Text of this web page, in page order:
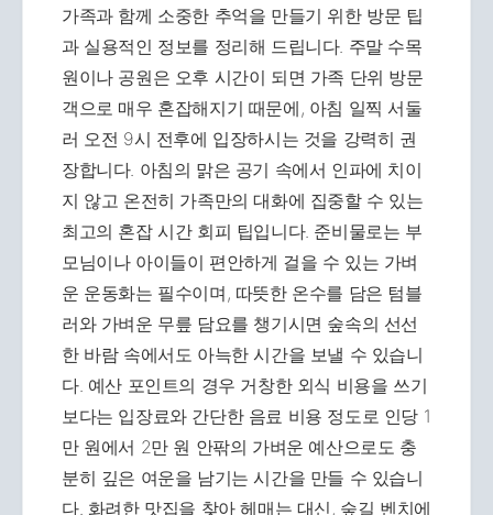
가족과 함께 소중한 추억을 만들기 위한 방문 팁
과 실용적인 정보를 정리해 드립니다. 주말 수목
원이나 공원은 오후 시간이 되면 가족 단위 방문
객으로 매우 혼잡해지기 때문에, 아침 일찍 서둘
러 오전 9시 전후에 입장하시는 것을 강력히 권
장합니다. 아침의 맑은 공기 속에서 인파에 치이
지 않고 온전히 가족만의 대화에 집중할 수 있는
최고의 혼잡 시간 회피 팁입니다. 준비물로는 부
모님이나 아이들이 편안하게 걸을 수 있는 가벼
운 운동화는 필수이며, 따뜻한 온수를 담은 텀블
러와 가벼운 무릎 담요를 챙기시면 숲속의 선선
한 바람 속에서도 아늑한 시간을 보낼 수 있습니
다. 예산 포인트의 경우 거창한 외식 비용을 쓰기
보다는 입장료와 간단한 음료 비용 정도로 인당 1
만 원에서 2만 원 안팎의 가벼운 예산으로도 충
분히 깊은 여운을 남기는 시간을 만들 수 있습니
다. 화려한 맛집을 찾아 헤매는 대신, 숲길 벤치에